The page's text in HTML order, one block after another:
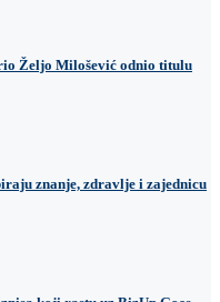
Željo Milošević odnio titulu
znanje, zdravlje i zajednicu